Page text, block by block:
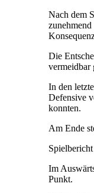
Nach dem
Die
vermeidbar
In den
Defensive
konnten.
Am Ende
Im
Punkt.